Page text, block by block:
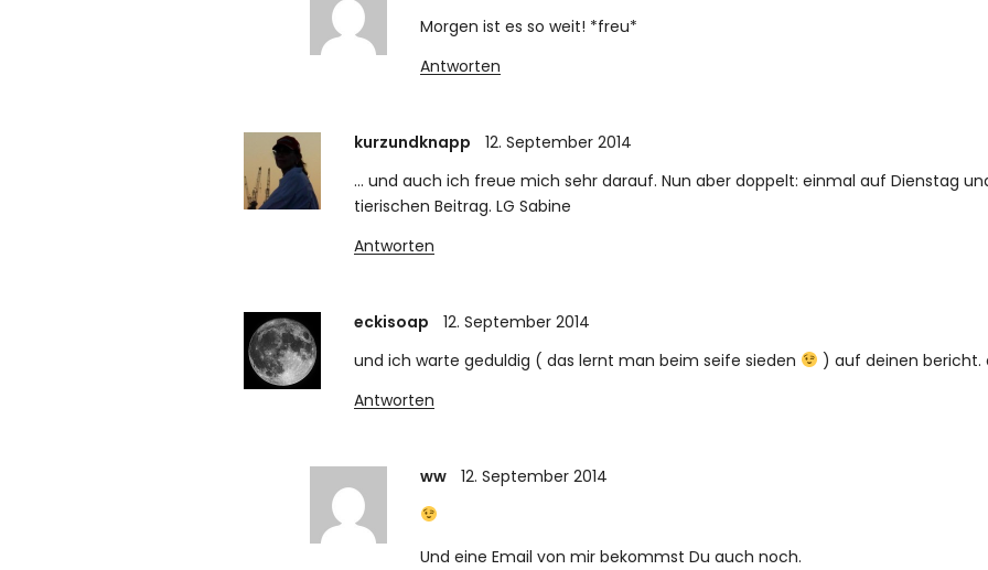
Morgen ist es so weit! *freu*
Antworten
kurzundknapp
12. September 2014
… und auch ich freue mich sehr darauf. Nun aber doppelt: einmal auf Dienstag
tierischen Beitrag. LG Sabine
Antworten
eckisoap
12. September 2014
und ich warte geduldig ( das lernt man beim seife sieden
) auf deinen
Antworten
ww 12. September 2014
Und eine Email von mir bekommst Du auch noch.